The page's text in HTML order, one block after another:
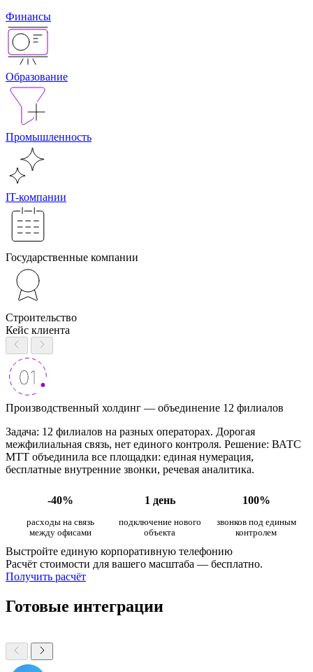
Финансы
Образование
Промышленность
IT-компании
Государственные компании
Строительство
Кейс клиента
Производственный холдинг — объединение 12 филиалов
Задача: 12 филиалов на разных операторах. Дорогая
межфилиальная связь, нет единого контроля. Решение: ВАТС
МТТ объединила все площадки: единая нумерация,
бесплатные внутренние звонки, речевая аналитика.
-40% 1 день 100%
расходы на связь
между офисами
подключение нового
объекта
звонков под единым
контролем
Выстройте единую корпоративную телефонию
Расчёт стоимости для вашего масштаба — бесплатно.
Получить расчёт
Готовые интеграции